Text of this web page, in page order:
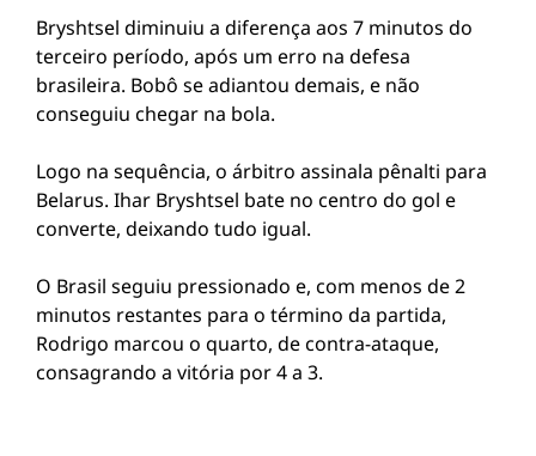
Bryshtsel diminuiu a diferença aos 7 minutos do
terceiro período, após um erro na defesa
brasileira. Bobô se adiantou demais, e não
conseguiu chegar na bola.
Logo na sequência, o árbitro assinala pênalti para
Belarus. Ihar Bryshtsel bate no centro do gol e
converte, deixando tudo igual.
O Brasil seguiu pressionado e, com menos de 2
minutos restantes para o término da partida,
Rodrigo marcou o quarto, de contra-ataque,
consagrando a vitória por 4 a 3.